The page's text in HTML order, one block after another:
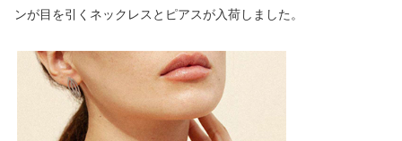
ンが目を引くネックレスとピアスが入荷しました。